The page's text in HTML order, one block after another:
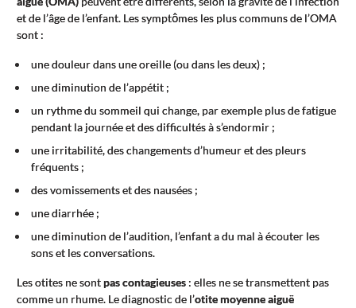
et de l’âge de l’enfant. Les symptômes les plus communs de l’OMA
sont :
une douleur dans une oreille (ou dans les deux) ;
une diminution de l’appétit ;
un rythme du sommeil qui change, par exemple plus de fatigue
pendant la journée et des difficultés à s’endormir ;
une irritabilité, des changements d’humeur et des pleurs
fréquents ;
des vomissements et des nausées ;
une diarrhée ;
une diminution de l’audition, l’enfant a du mal à écouter les
sons et les conversations.
Les otites ne sontpas contagieuses : elles ne se transmettent pas
comme un rhume. Le diagnostic de l’otite moyenne aiguë